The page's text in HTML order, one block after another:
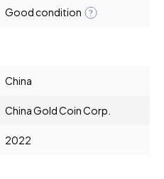
Good condition
China
China Gold Coin Corp.
2022